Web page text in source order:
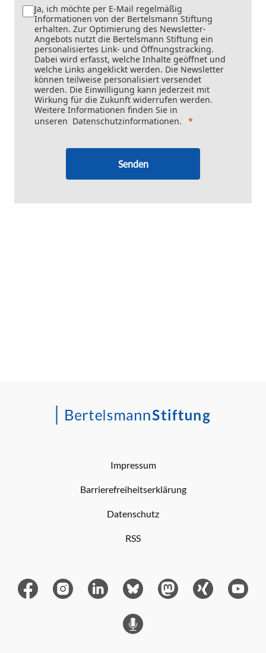
Ja, ich möchte per E-Mail regelmäßig
Informationen von der Bertelsmann Stiftung
erhalten. Zur Optimierung des Newsletter-
Angebots nutzt die Bertelsmann Stiftung ein
personalisiertes Link- und Öffnungstracking.
Dabei wird erfasst, welche Inhalte geöffnet und
welche Links angeklickt werden. Die Newsletter
können teilweise personalisiert versendet
werden. Die Einwilligung kann jederzeit mit
Wirkung für die Zukunft widerrufen werden.
Weitere Informationen finden Sie in
unseren Datenschutzinformationen.
Senden
Impressum
Barrierefreiheitserklärung
Datenschutz
RSS